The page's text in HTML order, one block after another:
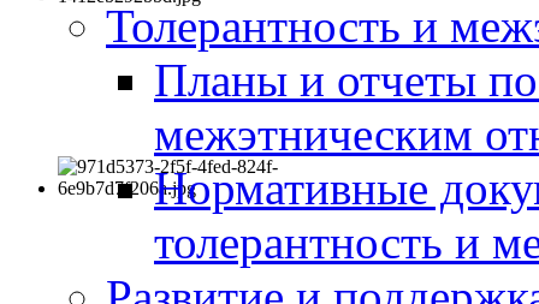
Толерантность и
Планы и отчеты
межэтническим
Нормативные
толерантность и